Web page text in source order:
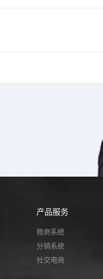
产品服务
微商系统
分销系统
社交电商